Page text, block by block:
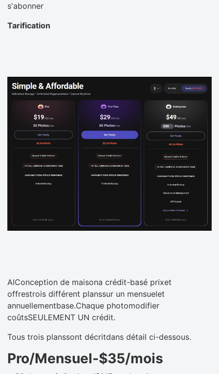
s'abonner
Tarification
AlConception de maisona crédit-basé prixet
offrestrois différent planssur un mensuelet
annuellementbase.Chaque photomodifier
coûtsSEULEMENT UN crédit.
Tous trois planssont décritdans détail ci-dessous.
Pro/Mensuel-$35/mois